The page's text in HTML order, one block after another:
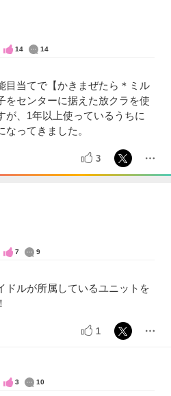
14 14
目当てで【かきまぜたら＊ミル
をセンターに据えた放クラを使
が、1年以上使っているうちに
なってきました。
3
7 9
ドルが所属しているユニットを
1
3 10